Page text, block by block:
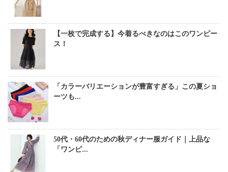
【一枚で完成する】今着るべきなのはこのワンピー
ス！
「カラーバリエーションが豊富すぎる」この夏ショ
ーツも...
50代・60代のための秋ディナー服ガイド｜上品な
「ワンピ...